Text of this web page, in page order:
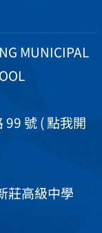
MUNICIPAL
99 號( 點我開
莊高級中學